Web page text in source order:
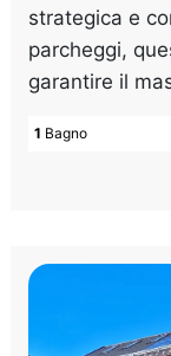
strategica e
parcheggi,
garantire il
1 Bagno